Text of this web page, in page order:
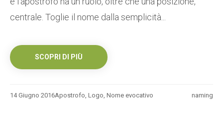
centrale. Toglie il nome dalla semplicità...
SCOPRI DI PIÙ
14 Giugno 2016 naming
Apostrofo, Logo, Nome evocativo